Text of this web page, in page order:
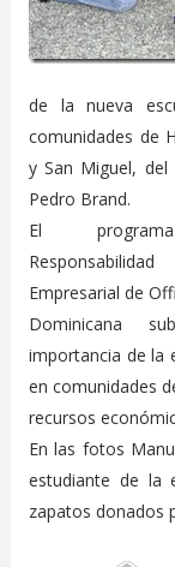
de la nueva
comunidades de
y San Miguel, del
Pedro Brand.
El
Empresarial de
Dominicana
importancia de la
en comunidades
recursos
En las fotos
estudiante de la
zapatos donados